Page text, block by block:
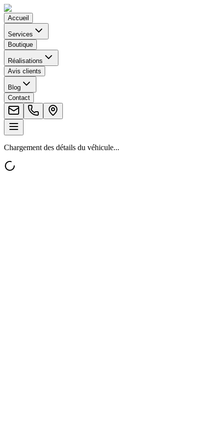
Accueil
Services
Boutique
Réalisations
Avis clients
Blog
Contact
Chargement des détails du véhicule...